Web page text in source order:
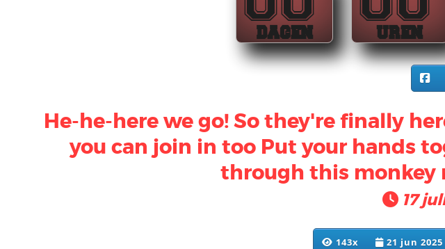
DAGEN UREN
He-he-here we go! So they're finally
you can join in too Put your hands
through this monkey
17
143x 21 jun 2025